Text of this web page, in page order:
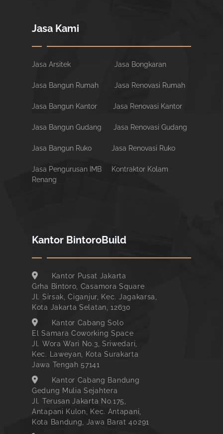
Jasa Kami
Jasa Arsitek Jasa Bongkaran
Jasa Bangun Rumah Jasa Renovasi Rumah
Jasa Bangun Kantor Jasa Renovasi Kantor
Jasa Bangun Gudang Jasa Renovasi Gudang
Jasa Bangun Ruko Jasa Renovasi Ruko
Jasa Pengurusan IMB
Kontraktor Kolam
Renang
Kantor BintoroBuild
Kantor Pusat Jakarta
Grha Bintoro, Casamora Square
Jl. Sirsak, Ciganjur, Kec. Jagakarsa,
Kota Jakarta Selatan, 12630
Kantor Cabang Solo
El Samara Coworking Space
Jl. Wora Wari No.3, Sriwedari,
Kec. Laweyan, Kota Surakarta
Jawa Tengah 57141
Kantor Cabang Bandung
Gedung Mulia Sejahtera
Jl. Terusan Jakarta No.175,
Antapani Kulon, Kec. Antapani,
Kota Bandung, Jawa Barat 40291